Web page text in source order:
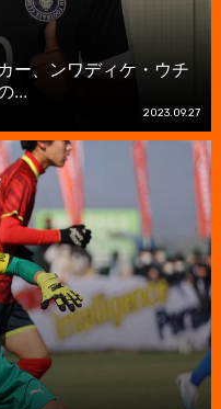
ー、ンワディケ・ウチ
...
2023.09.27